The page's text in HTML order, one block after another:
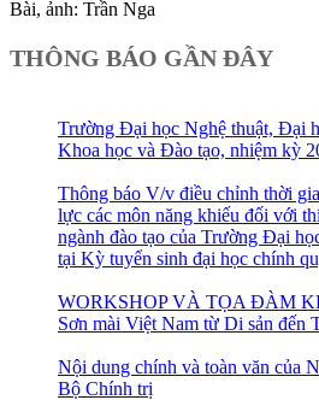
Bài, ảnh: Trần Nga
THÔNG BÁO GẦN ĐÂY
Trường Đại học Nghệ thuật, Đại
Khoa học và Đào tạo, nhiệm kỳ
Thông báo V/v điều chỉnh thời
lực các môn năng khiếu đối với
ngành đào tạo của Trường Đại
tại Kỳ tuyển sinh đại học chính
WORKSHOP VÀ TỌA ĐÀM
Sơn mài Việt Nam từ Di sản đến
Nội dung chính và toàn văn của
Bộ Chính trị